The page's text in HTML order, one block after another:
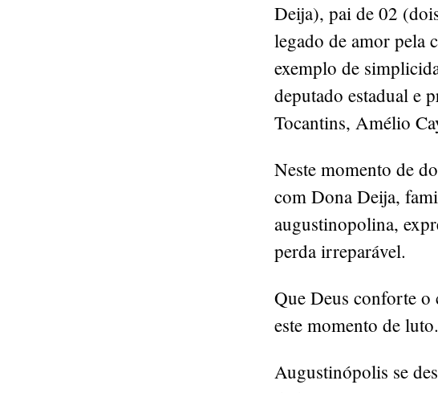
Deija), pai de 02
legado de amor pela
exemplo de
deputado estadual e
Tocantins, Amélio
Neste momento de
com Dona Deija,
augustinopolina,
perda irreparável.
Que Deus conforte o
este momento de luto.
Augustinópolis se